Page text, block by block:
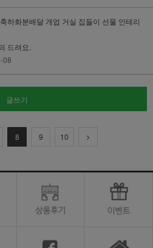
하화분배달 개업 거실 집들이 선물 인테리
드려요.
08
글쓰기
8 9 10